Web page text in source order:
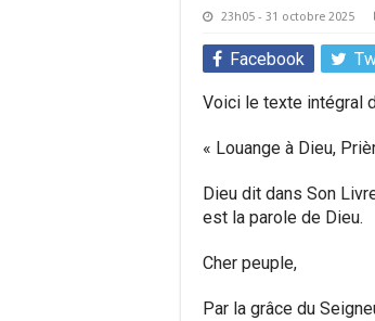
23h05 - 31 octobre 2025
Facebook
Voici le texte intégral
« Louange à Dieu,
Dieu dit dans Son
est la parole de Dieu.
Cher peuple,
Par la grâce du